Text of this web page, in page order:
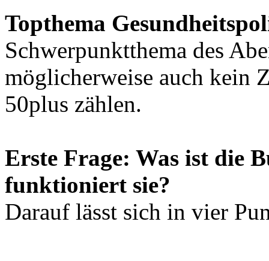
Topthema
Schwerpunktthema des
möglicherweise auch kein
50plus zählen.
Erste Frage: Was ist die
funktioniert sie?
Darauf lässt sich in vier